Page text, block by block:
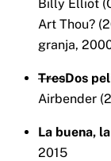
Billy Elliot
Art Thou?
granja,
TresDos
Airbender
La buena,
2015